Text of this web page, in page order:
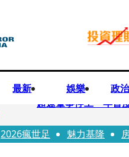
最新 娛樂 政
快訊
超速肇事停工一年首
快訊
暗黑界轉戰科技圈！
2026瘋世足 魅力基隆